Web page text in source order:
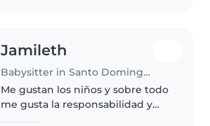
Jamileth
Babysitter in Santo Domingo de los Colorados
Me gustan los niños y sobre todo
me gusta la responsabilidad y